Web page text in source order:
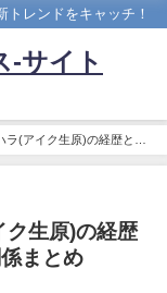
レンドをキャッチ！
-サイト
(アイク生原)の経歴とプ
ク生原)の経歴
まとめ